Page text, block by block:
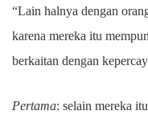
“Lain halnya dengan
karena mereka itu
berkaitan dengan
Pertama: selain mereka